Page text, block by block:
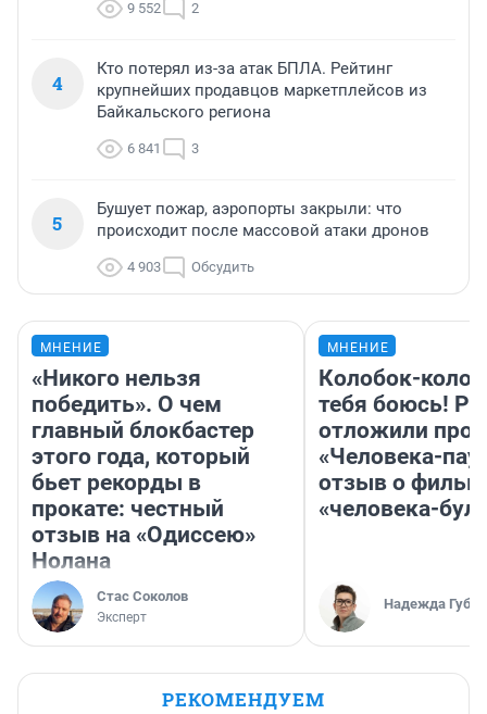
9 552 2
4
Кто потерял из-за атак БПЛА. Рейтинг
крупнейших продавцов маркетплейсов из
Байкальского региона
6 841 3
5
Бушует пожар, аэропорты закрыли: что
происходит после массовой атаки дронов
4 903 Обсудить
МНЕНИЕ
«Никого нельзя
победить». О чем
главный блокбастер
этого года, который
бьет рекорды в
прокате: честный
отзыв на «Одиссею»
Нолана
Стас Соколов
Эксперт
МНЕНИЕ
Колобок-
тебя боюсь!
отложили
«Человека-
отзыв о
«человека-
Надежда
РЕКОМЕНДУЕМ